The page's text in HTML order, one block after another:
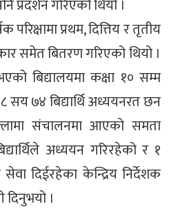
प्रदर्शन गरिएको थियो ।
परिक्षामा प्रथम, दित्तिय र तृतीय
समेत बितरण गरिएको थियो ।
बिद्यालयमा कक्षा १० सम्म
७४ बिद्यार्थि अध्ययनरत छन
संचालनमा आएको समता
अध्ययन गरिरहेको र १
दिईरहेका केन्द्रिय निर्देशक
।